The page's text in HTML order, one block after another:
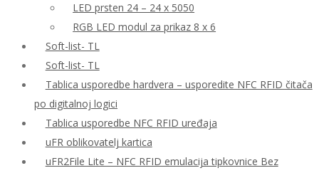
LED prsten 24 – 24 x 5050
RGB LED modul za prikaz 8 x 6
Soft-list- TL
Soft-list- TL
Tablica usporedbe hardvera – usporedite NFC RFID čitača
po digitalnoj logici
Tablica usporedbe NFC RFID uređaja
uFR oblikovatelj kartica
uFR2File Lite – NFC RFID emulacija tipkovnice Bez